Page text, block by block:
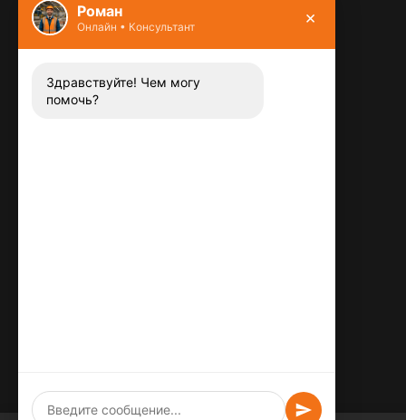
Контакты
Заказать звонок
Роман
Онлайн • Консультант ×
Здравствуйте! Чем могу
помочь?